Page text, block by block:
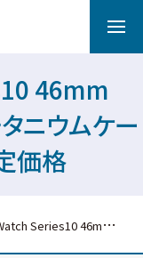
46mm
ニウムケー
価格
GPS+Cellularモデル チタニウムケース バンドなし